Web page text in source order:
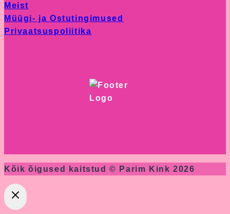
Meist
Müügi- ja Ostutingimused
Privaatsuspoliitika
Kõik õigused kaitstud © Parim Kink 2026